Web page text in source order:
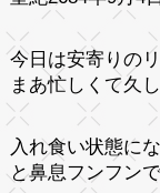
今日は安寄りの
まあ忙しくて久
入れ食い状態に
と鼻息フンフン